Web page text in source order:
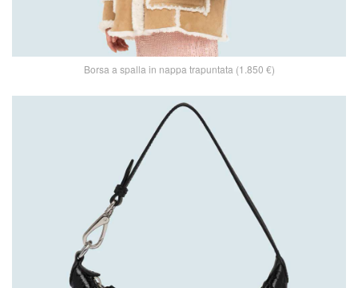
Borsa a spalla in nappa trapuntata (1.850 €)